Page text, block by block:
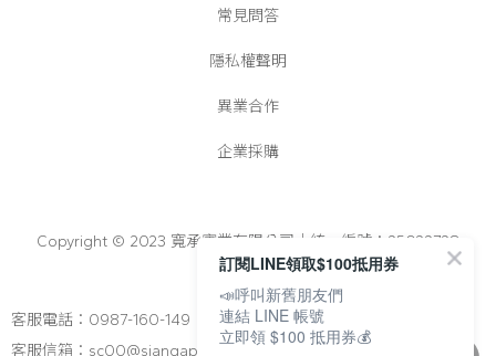
常見問答
隱私權聲明
異業合作
企業採購
Copyright © 2023 寬承實業有限公司│統一編號：25022728
客服電話：0987-160-149
客服信箱：sc00@siangapato.com.tw
訂閱LINE領取$100抵用券
📣呼叫新舊朋友們
連結 LINE 帳號
立即領 $100 抵用券💰